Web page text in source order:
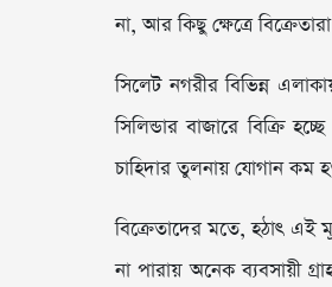
না, আর কিছু ক্ষেত্রে
সিলেট নগরীর বিভিন্ন
সিলিন্ডার বাজারে বিক্রি
চাহিদার তুলনায় যোগান কম
বিক্রেতাদের মতে, হঠাৎ এই
না পারায় অনেক ব্যবসায়ী